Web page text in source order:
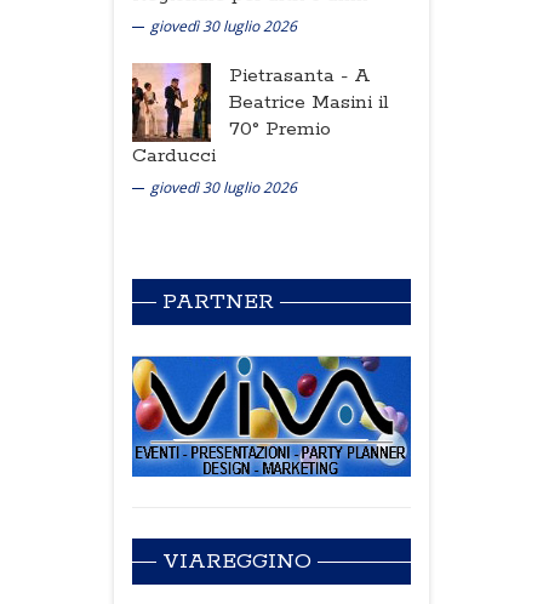
giovedì 30 luglio 2026
Pietrasanta - A
Beatrice Masini il
70° Premio
Carducci
giovedì 30 luglio 2026
PARTNER
VIAREGGINO